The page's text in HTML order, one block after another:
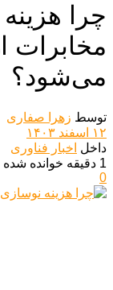
چرا
مخابرات
می‌شود؟
توسط زهرا صفاری
۱۲ اسفند ۱۴۰۳
داخل اخبار فناوری
1 دقیقه خوانده شده
0